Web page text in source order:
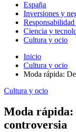
España
Inversiones y
Ciencia y
Cultura y ocio
Inicio
Cultura y ocio
Moda rápida:
Cultura y ocio
Moda rápida:
controversia